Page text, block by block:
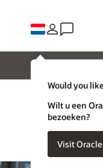
Would you
Wilt u een
bezoeken?
Visit